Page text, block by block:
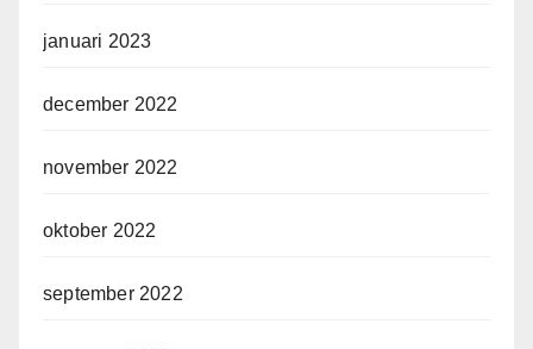
januari 2023
december 2022
november 2022
oktober 2022
september 2022